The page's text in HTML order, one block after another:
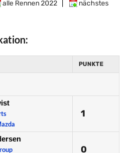
alle Rennen 2022
nächstes
PUNKTE
1
0